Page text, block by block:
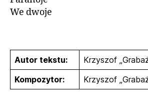
We dwoje
Autor tekstu:
Krzyszof
Kompozytor:
Krzyszof